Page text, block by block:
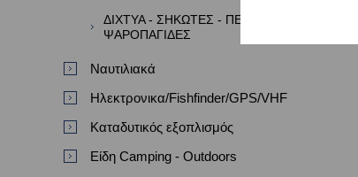
ΔΙΧΤΥΑ - ΣΗΚΩΤΕΣ - ΠΕΖΟΒΟΛΑ -
ΨΑΡΟΠΑΓΙΔΕΣ
Ναυτιλιακά
Ηλεκτρονικα/Fishfinder/GPS/VHF
Καταδυτικός εξοπλισμός
Είδη Camping - Outdoors